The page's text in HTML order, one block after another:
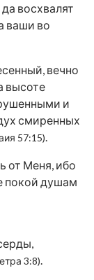
восхвалят
ваши во
вечно
высоте
и
смиренных
57:15)
от Меня, ибо
покой душам
3:8)